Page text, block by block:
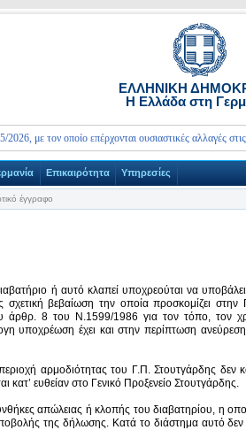
ΕΛΛΗΝΙΚΗ
Η Ελλάδα στη
οποίο επέρχονται ουσιαστικές αλλαγές στις
Επικαιρότητα Υπηρεσίες
έγγραφο
ή αυτό κλαπεί υποχρεούται να
σχετική βεβαίωση την οποία προσκομίζει
άρθρ. 8 του Ν.1599/1986 για τον τόπο, τον
υποχρέωση έχει και στην περίπτωση
αρμοδιότητας του Γ.Π. Στουτγάρδης δεν
κατ’ ευθείαν στο Γενικό Προξενείο Στουτγάρδης.
απώλειας ή κλοπής του διαβατηρίου, η
της δήλωσης. Κατά το διάστημα αυτό δεν